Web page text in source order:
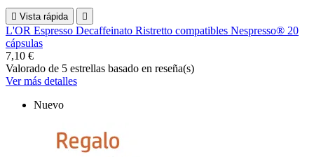
 Vista rápida 
L'OR Espresso Decaffeinato Ristretto compatibles Nespresso® 20
cápsulas
7,10 €
Valorado de 5 estrellas basado en reseña(s)
Ver más detalles
Nuevo